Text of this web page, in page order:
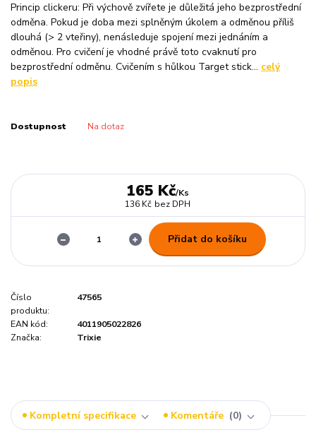
Princip clickeru: Při výchově zvířete je důležitá jeho bezprostřední
odměna. Pokud je doba mezi splněným úkolem a odměnou příliš
dlouhá (> 2 vteřiny), nenásleduje spojení mezi jednáním a
odměnou. Pro cvičení je vhodné právě toto cvaknutí pro
bezprostřední odměnu. Cvičením s hůlkou Target stick... celý
popis
Dostupnost Na dotaz
165 Kč/Ks
136 Kč bez DPH
Přidat do košíku
Číslo
produktu:
47565
EAN kód:
4011905022826
Značka:
Trixie
Kompletní specifikace Komentáře 0